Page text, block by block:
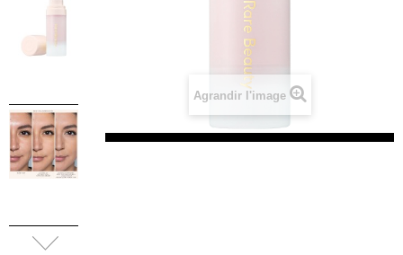
Agrandir l'image